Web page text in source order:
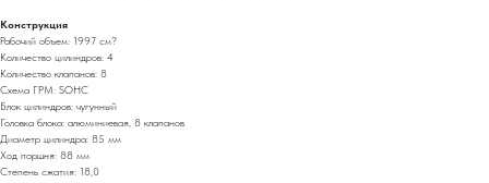
Конструкция
Рабочий объем: 1997 см?
Количество цилиндров: 4
Количество клапанов: 8
Схема ГРМ: SOHC
Блок цилиндров: чугунный
Головка блока: алюминиевая, 8 клапанов
Диаметр цилиндра: 85 мм
Ход поршня: 88 мм
Степень сжатия: 18,0